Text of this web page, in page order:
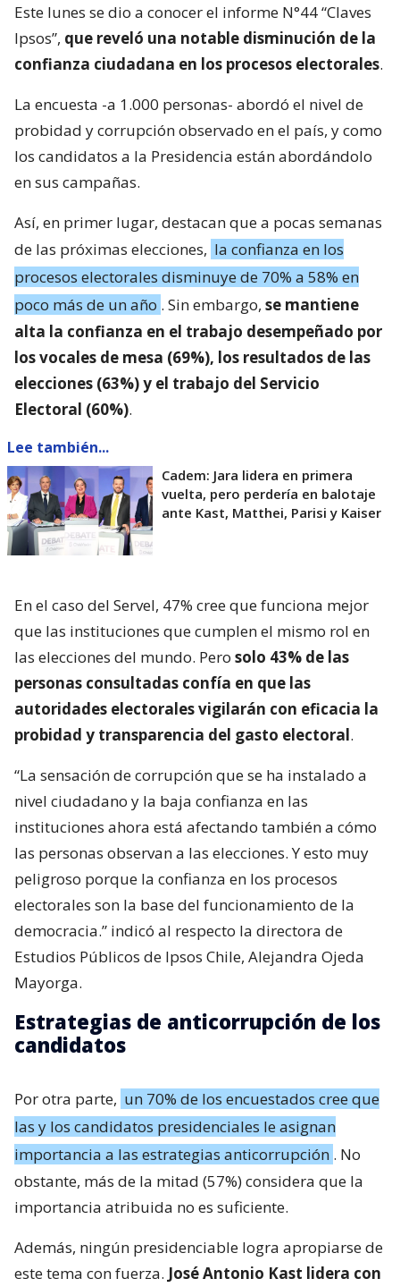
Este lunes se dio a conocer el informe N°44 “Claves
Ipsos”, que reveló una notable disminución de la
confianza ciudadana en los procesos electorales.
La encuesta -a 1.000 personas- abordó el nivel de
probidad y corrupción observado en el país, y como
los candidatos a la Presidencia están abordándolo
en sus campañas.
Así, en primer lugar, destacan que a pocas semanas
de las próximas elecciones, la confianza en los
procesos electorales disminuye de 70% a 58% en
poco más de un año . Sin embargo, se mantiene
alta la confianza en el trabajo desempeñado por
los vocales de mesa (69%), los resultados de las
elecciones (63%) y el trabajo del Servicio
Electoral (60%).
Lee también...
Cadem: Jara lidera en primera
vuelta, pero perdería en balotaje
ante Kast, Matthei, Parisi y Kaiser
En el caso del Servel, 47% cree que funciona mejor
que las instituciones que cumplen el mismo rol en
las elecciones del mundo. Pero solo 43% de las
personas consultadas confía en que las
autoridades electorales vigilarán con eficacia la
probidad y transparencia del gasto electoral.
“La sensación de corrupción que se ha instalado a
nivel ciudadano y la baja confianza en las
instituciones ahora está afectando también a cómo
las personas observan a las elecciones. Y esto muy
peligroso porque la confianza en los procesos
electorales son la base del funcionamiento de la
democracia.” indicó al respecto la directora de
Estudios Públicos de Ipsos Chile, Alejandra Ojeda
Mayorga.
Estrategias de anticorrupción de los
candidatos
Por otra parte, un 70% de los encuestados cree que
las y los candidatos presidenciales le asignan
importancia a las estrategias anticorrupción . No
obstante, más de la mitad (57%) considera que la
importancia atribuida no es suficiente.
Además, ningún presidenciable logra apropiarse de
este tema con fuerza. José Antonio Kast lidera con